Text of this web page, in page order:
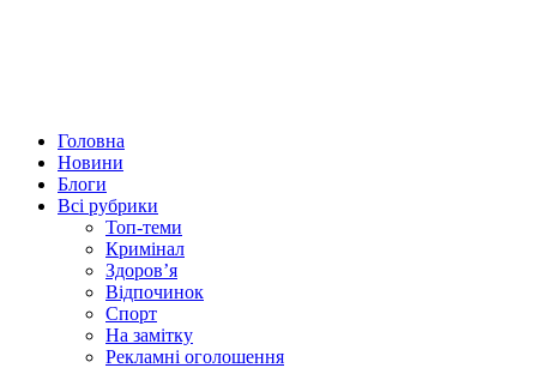
Головна
Новини
Блоги
Всі рубрики
Топ-теми
Кримінал
Здоров’я
Відпочинок
Спорт
На замітку
Рекламні оголошення